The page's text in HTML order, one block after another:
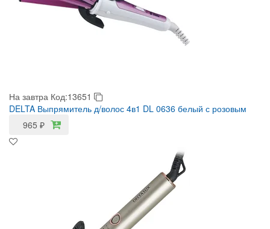
На завтра Код:13651
DELTA Выпрямитель д/волос 4в1 DL 0636 белый с розовым
965 ₽